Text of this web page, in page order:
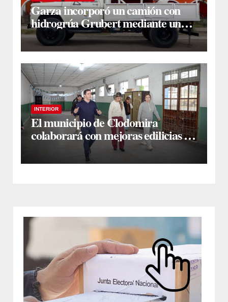
Garza incorporó un camión con
hidrogrúa Grubert mediante una
inversión de $35 millones con
fondos municipales
INTERIOR
El municipio de Clodomira
colaborará con mejoras edilicias en
la Escuela N° 754 “Dr. José María
Ramos Mejía”